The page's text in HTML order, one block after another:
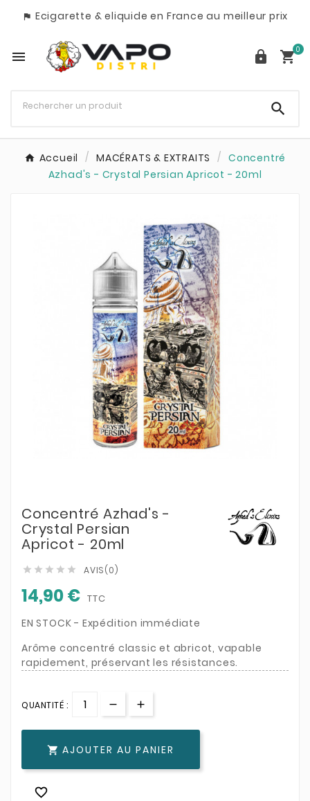
 Ecigarette & eliquide en France au meilleur prix
  0

Accueil MACÉRATS & EXTRAITS
Concentré
Azhad's - Crystal Persian Apricot - 20ml
Concentré Azhad's -
Crystal Persian
Apricot - 20ml
     AVIS(0)
14,90 € TTC
EN STOCK - Expédition immédiate
Arôme concentré classic et abricot, vapable
rapidement, préservant les résistances.
QUANTITÉ :
 AJOUTER AU PANIER
